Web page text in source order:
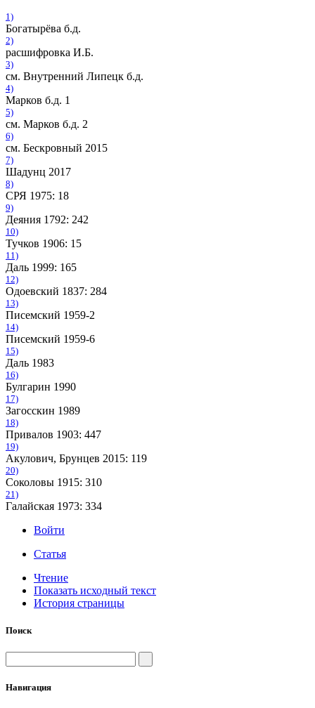
1)
Богатырёва б.д.
2)
расшифровка И.Б.
3)
см. Внутренний Липецк б.д.
4)
Марков б.д. 1
5)
см. Марков б.д. 2
6)
см. Бескровный 2015
7)
Шадунц 2017
8)
СРЯ 1975: 18
9)
Деяния 1792: 242
10)
Тучков 1906: 15
11)
Даль 1999: 165
12)
Одоевский 1837: 284
13)
Писемский 1959-2
14)
Писемский 1959-6
15)
Даль 1983
16)
Булгарин 1990
17)
Загосскин 1989
18)
Привалов 1903: 447
19)
Акулович, Брунцев 2015: 119
20)
Соколовы 1915: 310
21)
Галайская 1973: 334
Войти
Статья
Чтение
Показать исходный текст
История страницы
Поиск
Навигация